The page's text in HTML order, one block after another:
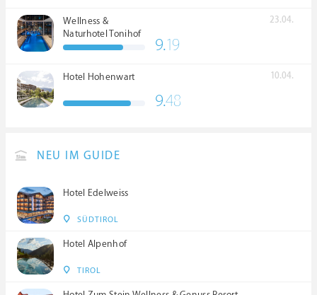
Wellness &
Naturhotel Tonihof
****S
23.04.
9.19
Hotel Hohenwart 10.04.
9.48
NEU IM GUIDE
Hotel Edelweiss
SÜDTIROL
Hotel Alpenhof
TIROL